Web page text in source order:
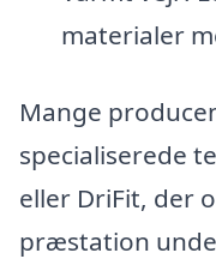
materialer
Mange
specialiserede
eller DriFit, der
præstation